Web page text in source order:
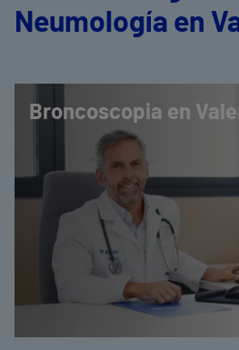
Neumología en
Broncoscopia en